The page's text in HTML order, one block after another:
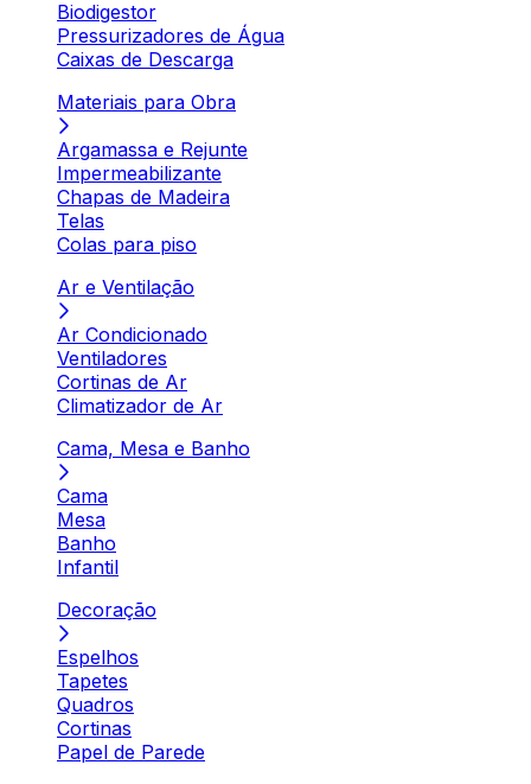
Biodigestor
Pressurizadores de Água
Caixas de Descarga
Materiais para Obra
Argamassa e Rejunte
Impermeabilizante
Chapas de Madeira
Telas
Colas para piso
Ar e Ventilação
Ar Condicionado
Ventiladores
Cortinas de Ar
Climatizador de Ar
Cama, Mesa e Banho
Cama
Mesa
Banho
Infantil
Decoração
Espelhos
Tapetes
Quadros
Cortinas
Papel de Parede